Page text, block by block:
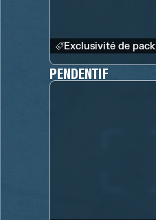
Exclusivité de pack
PENDENTIF